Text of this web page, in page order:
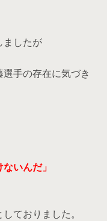
ましたが
手の存在に気づき
いんだ」
ておりました。